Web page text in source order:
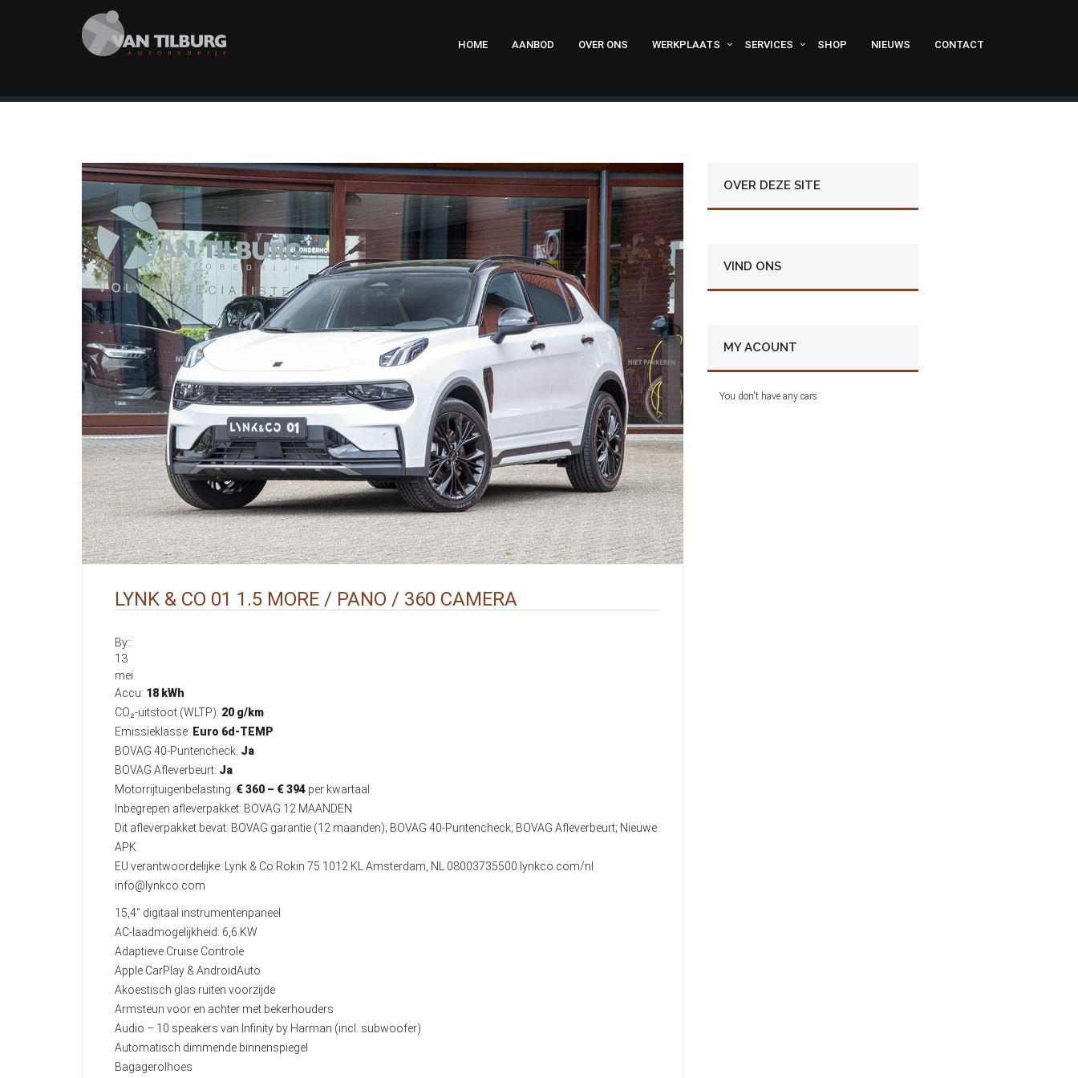
HOME AANBOD OVER ONS WERKPLAATS SERVICES SHOP NIEUWS CONTACT
LYNK & CO 01 1.5 MORE / PANO / 360 CAMERA
By::
13
mei
Accu: 18 kWh
CO₂-uitstoot (WLTP): 20 g/km
Emissieklasse: Euro 6d-TEMP
BOVAG 40-Puntencheck: Ja
BOVAG Afleverbeurt: Ja
Motorrijtuigenbelasting: € 360 – € 394 per kwartaal
Inbegrepen afleverpakket: BOVAG 12 MAANDEN
Dit afleverpakket bevat: BOVAG garantie (12 maanden); BOVAG 40-Puntencheck; BOVAG Afleverbeurt; Nieuwe
APK
EU verantwoordelijke: Lynk & Co Rokin 75 1012 KL Amsterdam, NL 08003735500 lynkco.com/nl
info@lynkco.com
15,4" digitaal instrumentenpaneel
AC-laadmogelijkheid: 6,6 KW
Adaptieve Cruise Controle
Apple CarPlay & AndroidAuto
Akoestisch glas ruiten voorzijde
Armsteun voor en achter met bekerhouders
Audio – 10 speakers van Infinity by Harman (incl. subwoofer)
Automatisch dimmende binnenspiegel
Bagagerolhoes
OVER DEZE SITE
VIND ONS
MY ACOUNT
You don't have any cars